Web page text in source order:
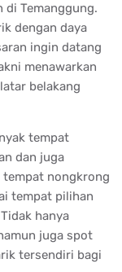
di Temanggung.
dengan daya
ingin datang
menawarkan
belakang
tempat
dan juga
nongkrong
tempat pilihan
hanya
juga spot
tersendiri bagi